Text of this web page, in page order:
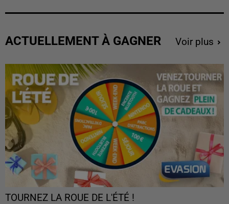
ACTUELLEMENT À GAGNER Voir plus
TOURNEZ LA ROUE DE L'ÉTÉ !